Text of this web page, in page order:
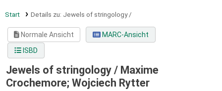
Start Details zu: Jewels of stringology /
Normale Ansicht
MARC-Ansicht
ISBD
Jewels of stringology / Maxime
Crochemore; Wojciech Rytter